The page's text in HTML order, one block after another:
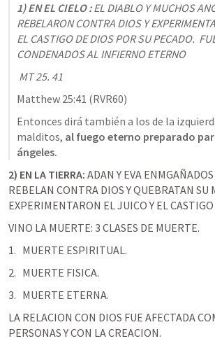
1) EN EL CIELO : EL DIABLO Y MUCHOS
REBELARON CONTRA DIOS Y
EL CASTIGO DE DIOS POR SU PECADO.
CONDENADOS AL INFIERNO ETERNO
MT 25. 41
Matthew 25:41 (RVR60)
Entonces dirá también a los de la
malditos, al fuego eterno preparado
ángeles.
2) EN LA TIERRA: ADAN Y EVA
REBELAN CONTRA DIOS Y QUEBRATAN SU
EXPERIMENTARON EL JUICO Y EL
VINO LA MUERTE: 3 CLASES DE MUERTE.
MUERTE ESPIRITUAL.
MUERTE FISICA.
MUERTE ETERNA.
LA RELACION CON DIOS FUE AFECTADA
PERSONAS Y CON LA CREACION.